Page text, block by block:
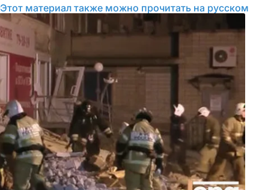
Этот материал также можно прочитать на русском